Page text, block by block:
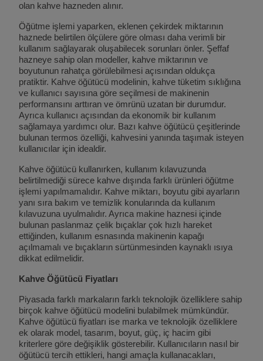
olan kahve hazneden alınır.
Öğütme işlemi yaparken, eklenen çekirdek miktarının
haznede belirtilen ölçülere göre olması daha verimli bir
kullanım sağlayarak oluşabilecek sorunları önler. Şeffaf
hazneye sahip olan modeller, kahve miktarının ve
boyutunun rahatça görülebilmesi açısından oldukça
pratiktir. Kahve öğütücü modelinin, kahve tüketim sıklığına
ve kullanıcı sayısına göre seçilmesi de makinenin
performansını arttıran ve ömrünü uzatan bir durumdur.
Ayrıca kullanıcı açısından da ekonomik bir kullanım
sağlamaya yardımcı olur. Bazı kahve öğütücü çeşitlerinde
bulunan termos özelliği, kahvesini yanında taşımak isteyen
kullanıcılar için idealdir.
Kahve öğütücü kullanırken, kullanım kılavuzunda
belirtilmediği sürece kahve dışında farklı ürünleri öğütme
işlemi yapılmamalıdır. Kahve miktarı, boyutu gibi ayarların
yanı sıra bakım ve temizlik konularında da kullanım
kılavuzuna uyulmalıdır. Ayrıca makine haznesi içinde
bulunan paslanmaz çelik bıçaklar çok hızlı hareket
ettiğinden, kullanım esnasında makinenin kapağı
açılmamalı ve bıçakların sürtünmesinden kaynaklı ısıya
dikkat edilmelidir.
Kahve Öğütücü Fiyatları
Piyasada farklı markaların farklı teknolojik özelliklere sahip
birçok kahve öğütücü modelini bulabilmek mümkündür.
Kahve öğütücü fiyatları ise marka ve teknolojik özelliklere
ek olarak model, tasarım, boyut, güç, iç hacim gibi
kriterlere göre değişiklik gösterebilir. Kullanıcıların nasıl bir
öğütücü tercih ettikleri, hangi amaçla kullanacakları,